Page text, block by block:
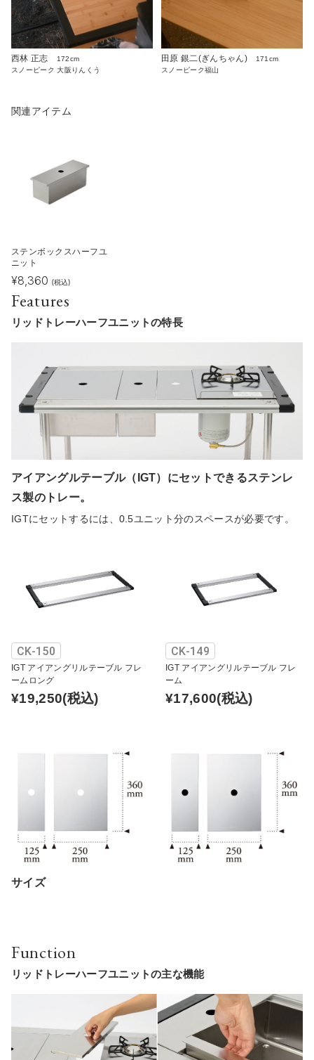
西林 正志
172cm
スノーピーク 大阪りんくう
田原 銀二(ぎんちゃん)
171cm
スノーピーク福山
関連アイテム
ステンボックスハーフユ
ニット
¥8,360 (税込)
Features
リッドトレーハーフユニットの特長
アイアングルテーブル（IGT）にセットできるステンレ
ス製のトレー。
IGTにセットするには、0.5ユニット分のスペースが必要です。
CK-150
IGT アイアングリルテーブル フレ
ームロング
¥19,250(税込)
CK-149
IGT アイアングリルテーブル フレ
ーム
¥17,600(税込)
サイズ
Function
リッドトレーハーフユニットの主な機能